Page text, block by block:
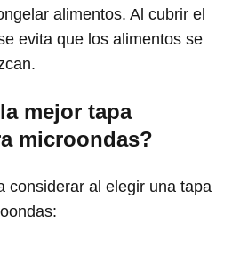
alimentos. Al cubrir el
evita que los alimentos se
mejor tapa
microondas?
considerar al elegir una tapa